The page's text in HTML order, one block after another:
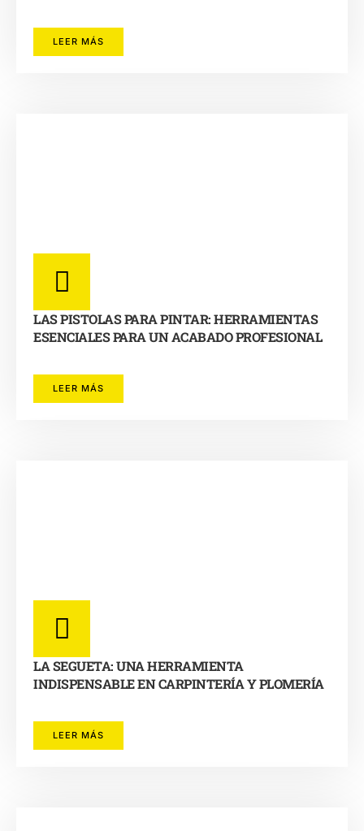
LEER MÁS
LAS PISTOLAS PARA PINTAR: HERRAMIENTAS
ESENCIALES PARA UN ACABADO PROFESIONAL
LEER MÁS
LA SEGUETA: UNA HERRAMIENTA
INDISPENSABLE EN CARPINTERÍA Y PLOMERÍA
LEER MÁS